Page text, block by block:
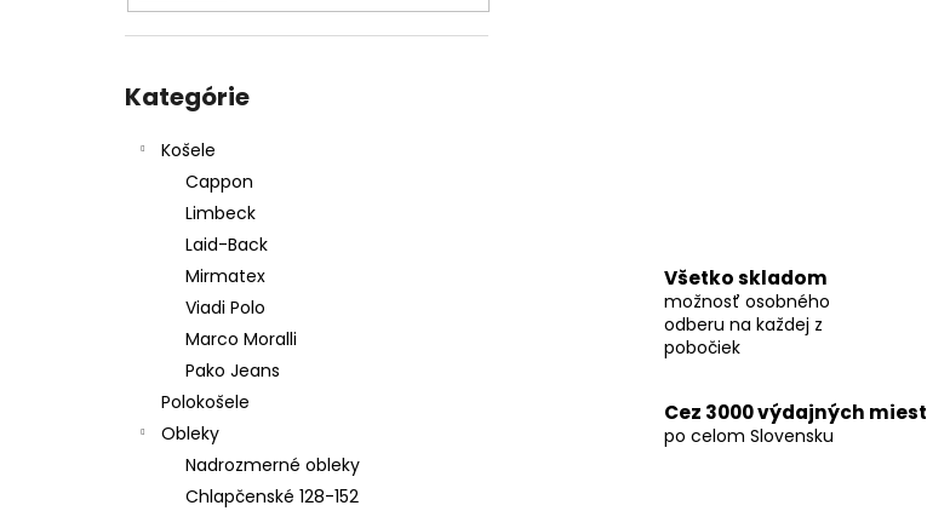
kategórie
Kategórie
Košele
Cappon
Limbeck
Laid-Back
Mirmatex
Viadi Polo
Marco Moralli
Pako Jeans
Polokošele
Obleky
Nadrozmerné obleky
Chlapčenské 128-152
Všetko skladom
možnosť osobného
odberu na každej z
pobočiek
Cez 3000 výdajných miest
po celom Slovensku
PÁNSKY OBLEK TIM 2025
€259,95